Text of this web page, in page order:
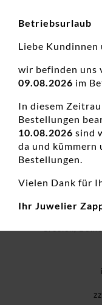
Betriebsurlaub
Liebe Kundinnen
wir befinden uns
09.08.2026 im
In diesem
Bestellungen
10.08.2026 sind
da und kümmern
Bestellungen.
Vielen Dank für
Ihr Juwelier